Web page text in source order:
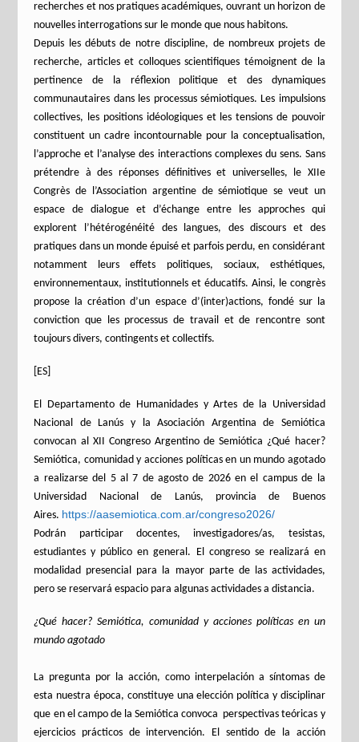
recherches et nos pratiques académiques, ouvrant un horizon de
nouvelles interrogations sur le monde que nous habitons.
Depuis les débuts de notre discipline, de nombreux projets de
recherche, articles et colloques scientifiques témoignent de la
pertinence de la réflexion politique et des dynamiques
communautaires dans les processus sémiotiques. Les impulsions
collectives, les positions idéologiques et les tensions de pouvoir
constituent un cadre incontournable pour la conceptualisation,
l’approche et l’analyse des interactions complexes du sens. Sans
prétendre à des réponses définitives et universelles, le XIIe
Congrès de l’Association argentine de sémiotique se veut un
espace de dialogue et d’échange entre les approches qui
explorent l’hétérogénéité des langues, des discours et des
pratiques dans un monde épuisé et parfois perdu, en considérant
notamment leurs effets politiques, sociaux, esthétiques,
environnementaux, institutionnels et éducatifs. Ainsi, le congrès
propose la création d’un espace d’(inter)actions, fondé sur la
conviction que les processus de travail et de rencontre sont
toujours divers, contingents et collectifs.
[ES]
El Departamento de Humanidades y Artes de la Universidad
Nacional de Lanús y la Asociación Argentina de Semiótica
convocan al XII Congreso Argentino de Semiótica ¿Qué hacer?
Semiótica, comunidad y acciones políticas en un mundo agotado
a realizarse del 5 al 7 de agosto de 2026 en el campus de la
Universidad Nacional de Lanús, provincia de Buenos
Aires. https://aasemiotica.com.ar/congreso2026/
Podrán participar docentes, investigadores/as, tesistas,
estudiantes y público en general. El congreso se realizará en
modalidad presencial para la mayor parte de las actividades,
pero se reservará espacio para algunas actividades a distancia.
¿Qué hacer? Semiótica, comunidad y acciones políticas en un
mundo agotado
La pregunta por la acción, como interpelación a síntomas de
esta nuestra época, constituye una elección política y disciplinar
que en el campo de la Semiótica convoca perspectivas teóricas y
ejercicios prácticos de intervención. El sentido de la acción